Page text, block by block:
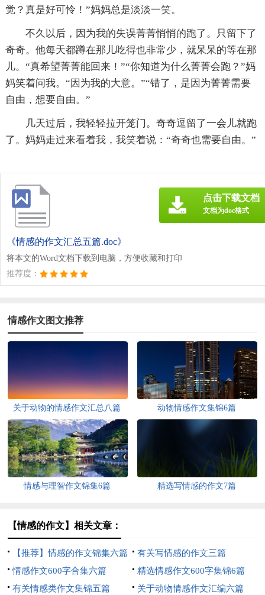
觉？真是好可怜！”妈妈总是淡淡一笑。
不久以后，因为我的失误菁菁悄悄的跑了。只留下了
奇奇。他每天都蹲在那儿吃得也非常少，就呆呆的等在那
儿。“真希望菁菁能回来！”“你知道为什么菁菁会跑？”妈
妈笑着问我。“因为我的大意。”“错了，是因为菁菁需要
自由，想要自由。”
几天过后，我轻轻拉开笼门。奇奇逗留了一会儿就跑
了。妈妈走过来看着我，我笑着说：“奇奇也需要自由。”
《情感的作文汇总五篇.doc》
将本文的Word文档下载到电脑，方便收藏和打印
推荐度：
点击下载文档
文档为doc格式
情感作文图文推荐
关于动物的情感作文汇总八篇 动物情感作文集锦6篇
情感与理智作文锦集6篇 精选写情感的作文7篇
【情感的作文】相关文章：
【推荐】情感的作文锦集六篇
有关写情感的作文三篇
情感作文600字合集六篇
精选情感作文600字集锦6篇
有关情感类作文集锦五篇
关于动物情感作文汇编六篇